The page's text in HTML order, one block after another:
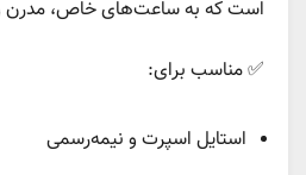
است که به ساعت‌های خاص، مدرن و
✅ مناسب برای:
استایل اسپرت و نیمه‌رسمی